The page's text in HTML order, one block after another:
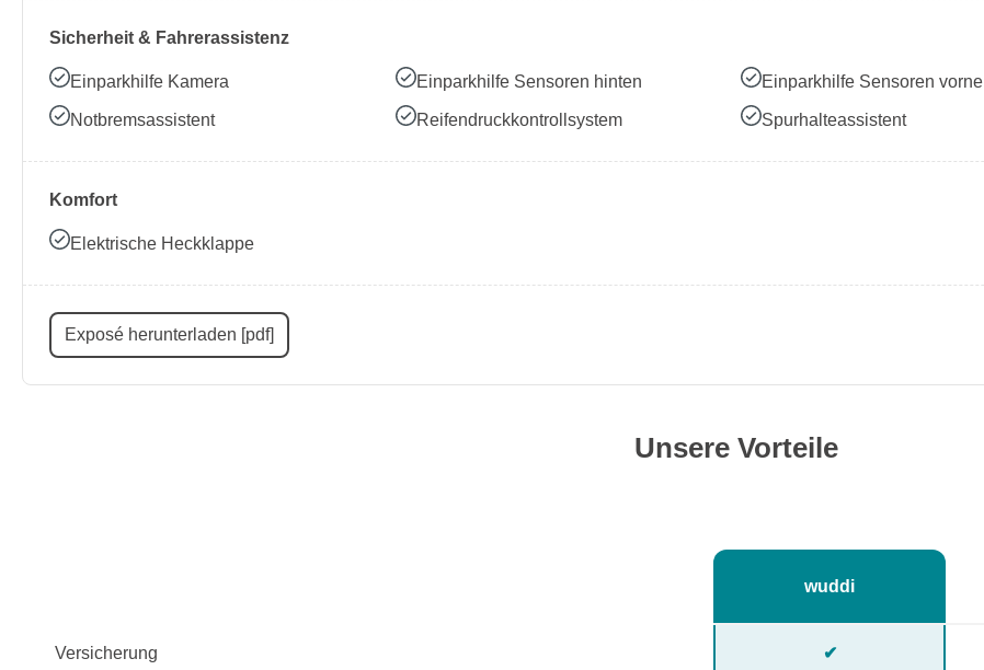
Sicherheit & Fahrerassistenz
Einparkhilfe Kamera Einparkhilfe Sensoren hinten Einparkhilfe Sensoren vorne
Notbremsassistent Reifendruckkontrollsystem Spurhalteassistent
Komfort
Elektrische Heckklappe
Exposé herunterladen [pdf]
Unsere Vorteile
wuddi
Versicherung ✔